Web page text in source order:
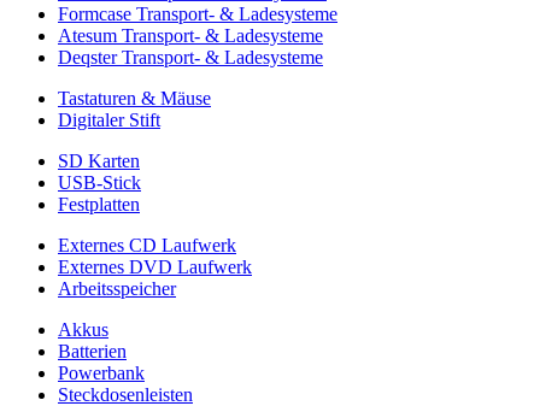
Formcase Transport- & Ladesysteme
Atesum Transport- & Ladesysteme
Deqster Transport- & Ladesysteme
Tastaturen & Mäuse
Digitaler Stift
SD Karten
USB-Stick
Festplatten
Externes CD Laufwerk
Externes DVD Laufwerk
Arbeitsspeicher
Akkus
Batterien
Powerbank
Steckdosenleisten